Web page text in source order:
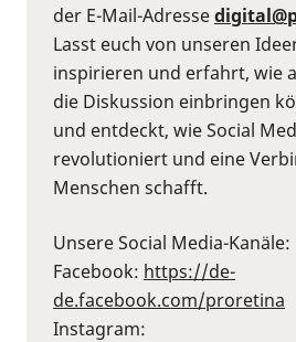
der E-Mail-Adresse
Lasst euch von unseren
inspirieren und erfahrt, wie
die Diskussion einbringen
und entdeckt, wie Social
revolutioniert und eine
Menschen schafft.
Unsere Social Media-Kanäle:
Facebook: ⁠https://de-
de.facebook.com/proretina⁠
Instagram: